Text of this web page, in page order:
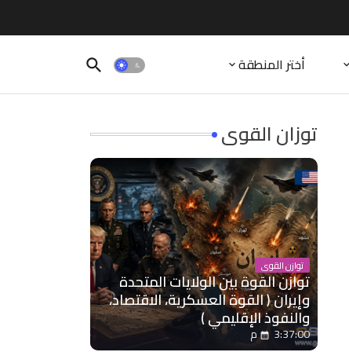
أختر المنطقة
توزان القوى
توازن القوى
توازن القوة بين الولايات المتحدة
وإيران ( القوة العسكرية، الاقتصاد،
والنفوذ الإقليمي )
3:37:00 م